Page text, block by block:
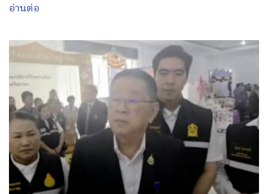
อ่านต่อ